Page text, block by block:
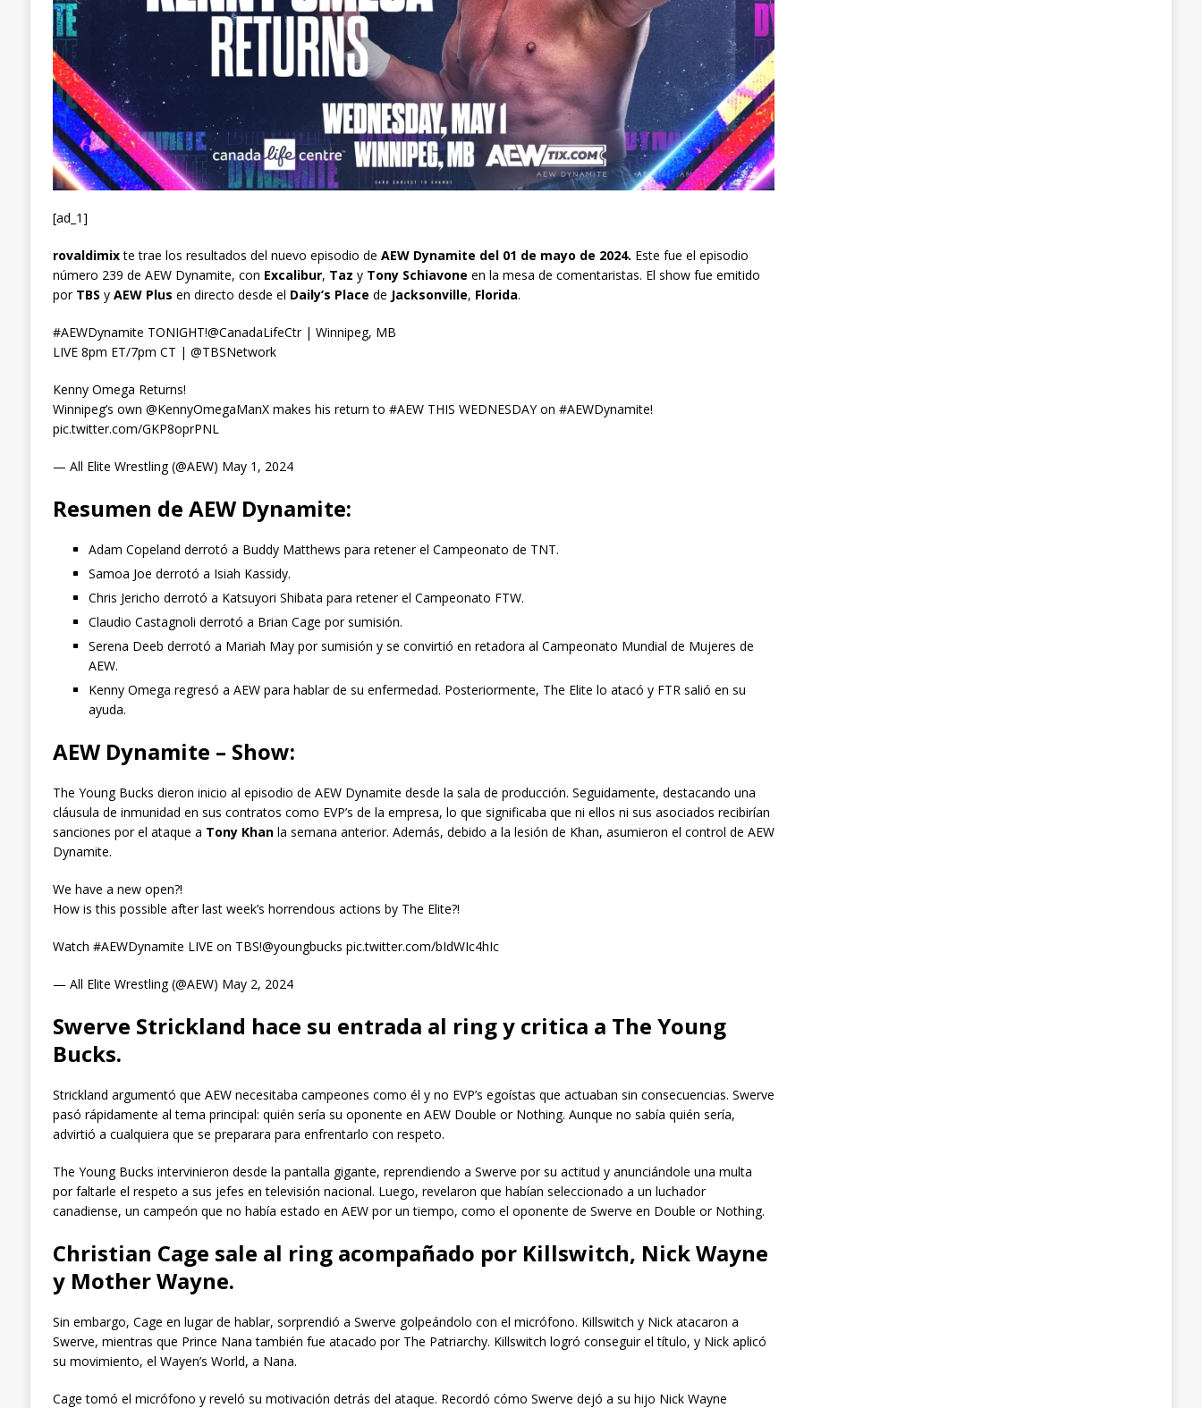
[ad_1]
rovaldimixte trae los resultados del nuevo episodio de AEW Dynamite del 01 de mayo de 2024. Este fue el episodio
número 239 de AEW Dynamite, con Excalibur, Taz y Tony Schiavone en la mesa de comentaristas. El show fue emitido
por TBS y AEW Plus en directo desde el Daily’s Place de Jacksonville, Florida.
#AEWDynamite TONIGHT!@CanadaLifeCtr | Winnipeg, MB
LIVE 8pm ET/7pm CT | @TBSNetwork
Kenny Omega Returns!
Winnipeg’s own @KennyOmegaManX makes his return to #AEW THIS WEDNESDAY on #AEWDynamite!
pic.twitter.com/GKP8oprPNL
— All Elite Wrestling (@AEW) May 1, 2024
Resumen de AEW Dynamite:
Adam Copeland derrotó a Buddy Matthews para retener el Campeonato de TNT.
Samoa Joe derrotó a Isiah Kassidy.
Chris Jericho derrotó a Katsuyori Shibata para retener el Campeonato FTW.
Claudio Castagnoli derrotó a Brian Cage por sumisión.
Serena Deeb derrotó a Mariah May por sumisión y se convirtió en retadora al Campeonato Mundial de Mujeres de
AEW.
Kenny Omega regresó a AEW para hablar de su enfermedad. Posteriormente, The Elite lo atacó y FTR salió en su
ayuda.
AEW Dynamite – Show:
The Young Bucks dieron inicio al episodio de AEW Dynamite desde la sala de producción. Seguidamente, destacando una
cláusula de inmunidad en sus contratos como EVP’s de la empresa, lo que significaba que ni ellos ni sus asociados recibirían
sanciones por el ataque a Tony Khanla semana anterior. Además, debido a la lesión de Khan, asumieron el control de AEW
Dynamite.
We have a new open?!
How is this possible after last week’s horrendous actions by The Elite?!
Watch #AEWDynamite LIVE on TBS!@youngbucks pic.twitter.com/bIdWIc4hIc
— All Elite Wrestling (@AEW) May 2, 2024
Swerve Strickland hace su entrada al ring y critica a The Young
Bucks.
Strickland argumentó que AEW necesitaba campeones como él y no EVP’s egoístas que actuaban sin consecuencias. Swerve
pasó rápidamente al tema principal: quién sería su oponente en AEW Double or Nothing. Aunque no sabía quién sería,
advirtió a cualquiera que se preparara para enfrentarlo con respeto.
The Young Bucks intervinieron desde la pantalla gigante, reprendiendo a Swerve por su actitud y anunciándole una multa
por faltarle el respeto a sus jefes en televisión nacional. Luego, revelaron que habían seleccionado a un luchador
canadiense, un campeón que no había estado en AEW por un tiempo, como el oponente de Swerve en Double or Nothing.
Christian Cage sale al ring acompañado por Killswitch, Nick Wayne
y Mother Wayne.
Sin embargo, Cage en lugar de hablar, sorprendió a Swerve golpeándolo con el micrófono. Killswitch y Nick atacaron a
Swerve, mientras que Prince Nana también fue atacado por The Patriarchy. Killswitch logró conseguir el título, y Nick aplicó
su movimiento, el Wayen’s World, a Nana.
Cage tomó el micrófono y reveló su motivación detrás del ataque. Recordó cómo Swerve dejó a su hijo Nick Wayne